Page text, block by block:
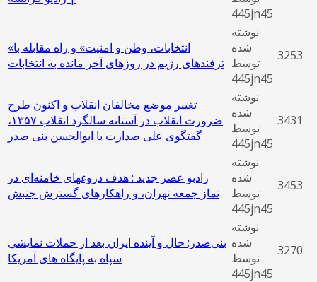
445jn45
«انتخابات، وطن و امنیت» و راه مقابله با
ترفند‌های رژیم در روزهای آخر مانده به انتخابات
نوشته
شده
توسط
445jn45
3253
تغییر موضع مخالفان انقلاب و اکنون طرح
ضرورت انقلاب در آستانه سالگرد انقلاب ۱۳۵۷،
گفتگوی علی صدارت با ابوالحسن بنی صدر
نوشته
شده
توسط
445jn45
3431
رادبو عصر جدید : هدف دروغهای خامنه‌ای در
نماز جمعه تهران، و راهکارهای گسترش جنبش
نوشته
شده
توسط
445jn45
3453
بنی‌صدر: حال و آينده ايران بعد از حملات نمايشي
سپاه به پایگاه های آمریکا
نوشته
شده
توسط
445jn45
3270